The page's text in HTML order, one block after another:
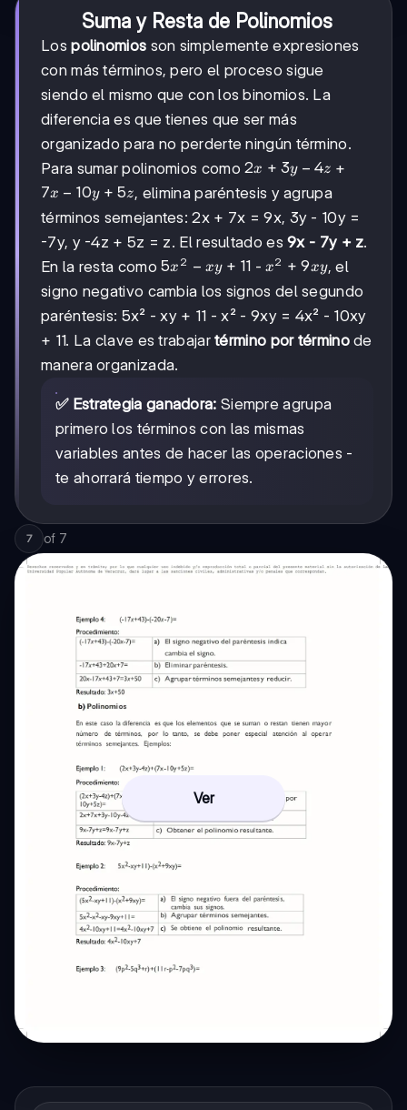
Suma y Resta de Polinomios
Lospolinomios son simplemente expresiones
con más términos, pero el proceso sigue
siendo el mismo que con los binomios. La
diferencia es que tienes que ser más
organizado para no perderte ningún término.
Para sumar polinomios como2x
3y
-
4z
2x + 3y − 4z +
7x
-
10y
+
5z
7x − 10y + 5z, elimina paréntesis y agrupa
términos semejantes: 2x + 7x = 9x, 3y - 10y =
-7y, y -4z + 5z = z. El resultado es9x - 7y + z.
En la resta como5x²
xy
+
11
5x 2 − xy + 11 -x²
9xy
x2 + 9xy, el
signo negativo cambia los signos del segundo
paréntesis: 5x² - xy + 11 - x² - 9xy = 4x² - 10xy
+ 11. La clave es trabajartérmino por términode
manera organizada.
✅ Estrategia ganadora: Siempre agrupa
primero los términos con las mismas
variables antes de hacer las operaciones -
te ahorrará tiempo y errores.
7 of 7
Ver